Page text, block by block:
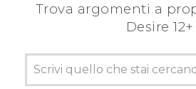
Trova argomenti a
Desire 12+